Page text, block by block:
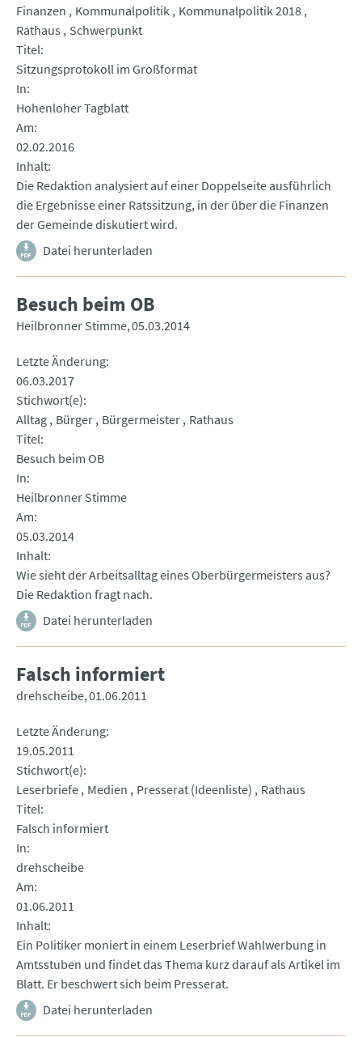
Finanzen
Kommunalpolitik Kommunalpolitik 2018
Rathaus
Schwerpunkt
Titel
Sitzungsprotokoll im Großformat
In
Hohenloher Tagblatt
Am
02.02.2016
Inhalt
Die Redaktion analysiert auf einer Doppelseite ausführlich
die Ergebnisse einer Ratssitzung, in der über die Finanzen
der Gemeinde diskutiert wird.
Datei herunterladen
Besuch beim OB
Heilbronner Stimme 05.03.2014
Letzte Änderung
06.03.2017
Stichwort(e)
Alltag Bürger Bürgermeister Rathaus
Titel
Besuch beim OB
In
Heilbronner Stimme
Am
05.03.2014
Inhalt
Wie sieht der Arbeitsalltag eines Oberbürgermeisters aus?
Die Redaktion fragt nach.
Datei herunterladen
Falsch informiert
drehscheibe 01.06.2011
Letzte Änderung
19.05.2011
Stichwort(e)
Leserbriefe Medien Presserat (Ideenliste)
Rathaus
Titel
Falsch informiert
In
drehscheibe
Am
01.06.2011
Inhalt
Ein Politiker moniert in einem Leserbrief Wahlwerbung in
Amtsstuben und findet das Thema kurz darauf als Artikel im
Blatt. Er beschwert sich beim Presserat.
Datei herunterladen